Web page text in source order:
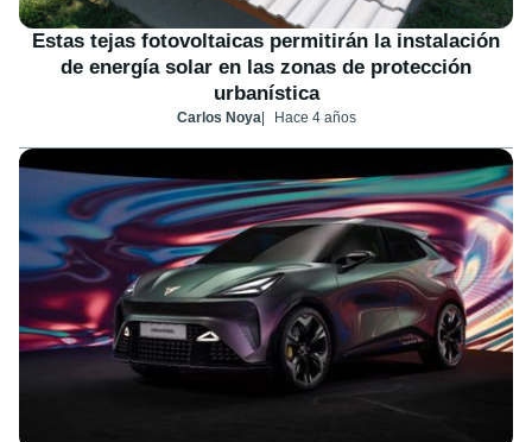
Estas tejas fotovoltaicas permitirán la instalación
de energía solar en las zonas de protección
urbanística
Carlos Noya Hace 4 años